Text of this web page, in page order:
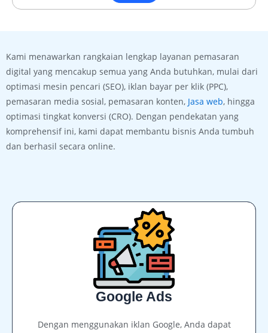
Kami menawarkan rangkaian lengkap layanan pemasaran
digital yang mencakup semua yang Anda butuhkan, mulai dari
optimasi mesin pencari (SEO), iklan bayar per klik (PPC),
pemasaran media sosial, pemasaran konten, Jasa web, hingga
optimasi tingkat konversi (CRO). Dengan pendekatan yang
komprehensif ini, kami dapat membantu bisnis Anda tumbuh
dan berhasil secara online.
Google Ads
Dengan menggunakan iklan Google, Anda dapat